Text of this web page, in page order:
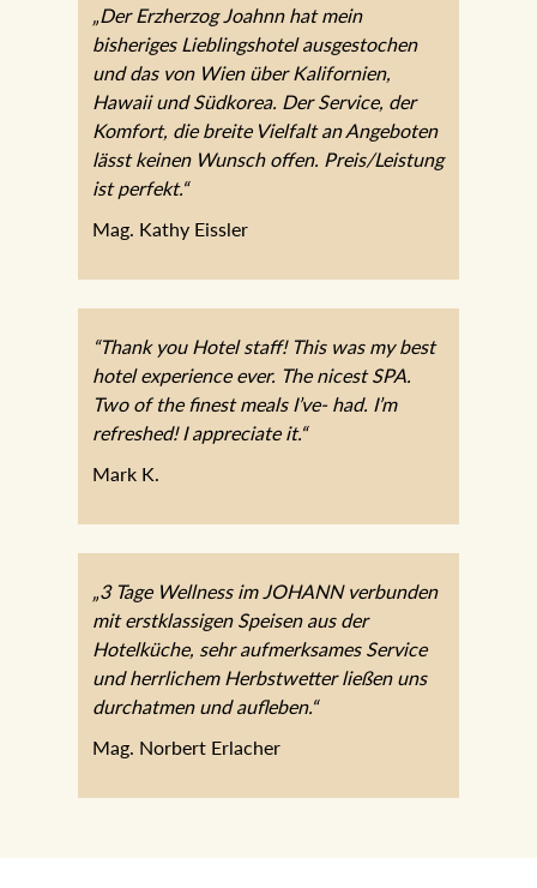
„Der Erzherzog Joahnn hat mein
bisheriges Lieblingshotel ausgestochen
und das von Wien über Kalifornien,
Hawaii und Südkorea. Der Service, der
Komfort, die breite Vielfalt an Angeboten
lässt keinen Wunsch offen. Preis/Leistung
ist perfekt.“
Mag. Kathy Eissler
“Thank you Hotel staff! This was my best
hotel experience ever. The nicest SPA.
Two of the finest meals I’ve- had. I’m
refreshed! I appreciate it.“
Mark K.
„3 Tage Wellness im JOHANN verbunden
mit erstklassigen Speisen aus der
Hotelküche, sehr aufmerksames Service
und herrlichem Herbstwetter ließen uns
durchatmen und aufleben.“
Mag. Norbert Erlacher